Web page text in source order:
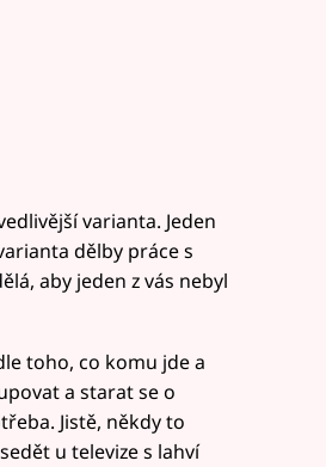
varianta. Jeden
dělby práce s
aby jeden z vás nebyl
toho, co komu jde a
a starat se o
Jistě, někdy to
u televize s lahví